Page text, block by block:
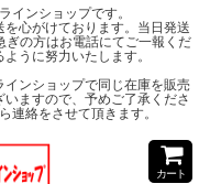
インショップです。
心がけております。当日発送
の方はお電話にてご一報くだ
うに努力いたします。
ンショップで同じ在庫を販売
ますので、予めご了承くださ
連絡をさせて頂きます。
カート